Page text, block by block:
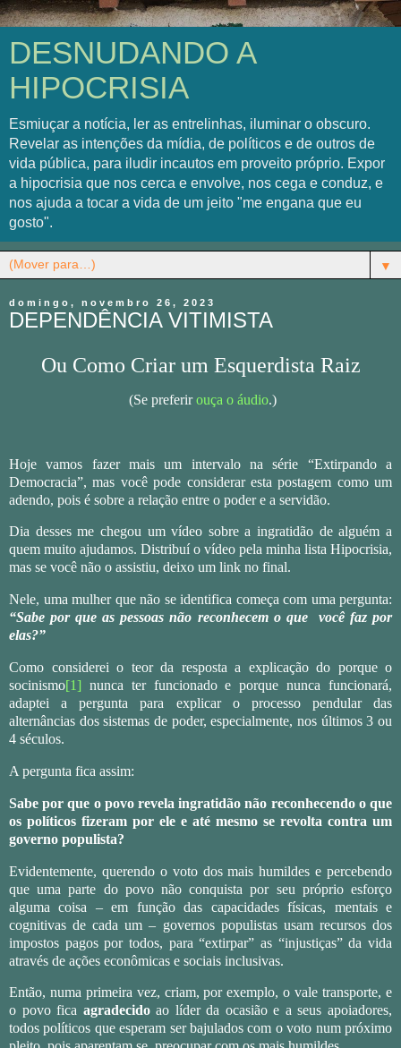
DESNUDANDO A
HIPOCRISIA
Esmiuçar a notícia, ler as entrelinhas, iluminar o obscuro.
Revelar as intenções da mídia, de políticos e de outros de
vida pública, para iludir incautos em proveito próprio. Expor
a hipocrisia que nos cerca e envolve, nos cega e conduz, e
nos ajuda a tocar a vida de um jeito "me engana que eu
gosto".
▼
domingo, novembro 26, 2023
DEPENDÊNCIA VITIMISTA
Ou Como Criar um Esquerdista Raiz
(Se preferirouça o áudio.)
Hoje vamos fazer mais um intervalo na série “Extirpando a
Democracia”, mas você pode considerar esta postagem como um
adendo, pois é sobre a relação entre o poder e a servidão.
Dia desses me chegou um vídeo sobre a ingratidão de alguém a
quem muito ajudamos. Distribuí o vídeo pela minha lista Hipocrisia,
mas se você não o assistiu, deixo um link no final.
Nele, uma mulher que não se identifica começa com uma pergunta:
“Sabe por que as pessoas não reconhecem o que você faz por
elas?”
Como considerei o teor da resposta a explicação do porque o
socinismo[1] nunca ter funcionado e porque nunca funcionará,
adaptei a pergunta para explicar o processo pendular das
alternâncias dos sistemas de poder, especialmente, nos últimos 3 ou
4 séculos.
A pergunta fica assim:
Sabe por que o povo revela ingratidão não reconhecendo o que
os políticos fizeram por ele e até mesmo se revolta contra um
governo populista?
Evidentemente, querendo o voto dos mais humildes e percebendo
que uma parte do povo não conquista por seu próprio esforço
alguma coisa – em função das capacidades físicas, mentais e
cognitivas de cada um – governos populistas usam recursos dos
impostos pagos por todos, para “extirpar” as “injustiças” da vida
através de ações econômicas e sociais inclusivas.
Então, numa primeira vez, criam, por exemplo, o vale transporte, e
o povo fica agradecidoao líder da ocasião e a seus apoiadores,
todos políticos que esperam ser bajulados com o voto num próximo